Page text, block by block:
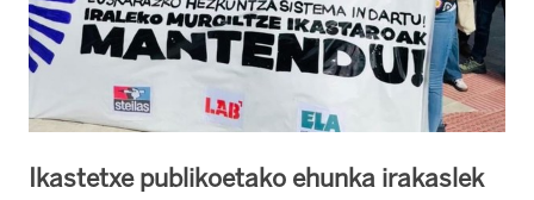
Ikastetxe publikoetako ehunka irakaslek